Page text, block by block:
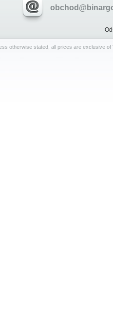
otherwise stated, all prices are exclusive